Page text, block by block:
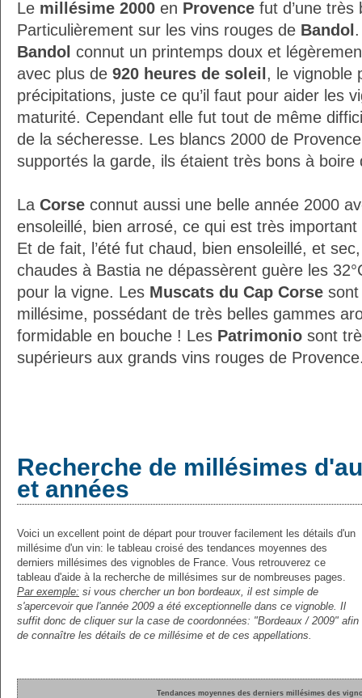
Le millésime 2000 en Provence fut d’une très
Particulièrement sur les vins rouges de Bandol
Bandol connut un printemps doux et
avec plus de 920 heures de soleil , le vignoble
précipitations, juste ce qu’il faut pour aider les
maturité. Cependant elle fut tout de même
de la sécheresse. Les blancs 2000 de
supportés la garde, ils étaient très bons à boire
La Corse connut aussi une belle année 2000
ensoleillé, bien arrosé, ce qui est très important
Et de fait, l’été fut chaud, bien ensoleillé, et
chaudes à Bastia ne dépassèrent guère les
pour la vigne. Les Muscats du Cap Corse
millésime, possédant de très belles gammes
formidable en bouche ! Les Patrimonio sont
supérieurs aux grands vins rouges de
Recherche de millésimes
et années
Voici un excellent point de départ pour trouver facilement les détails d'un
millésime d'un vin: le tableau croisé des tendances moyennes des
derniers millésimes des vignobles de France. Vous retrouverez ce
tableau d'aide à la recherche de millésimes sur de nombreuses pages.
Par exemple: si vous chercher un bon bordeaux, il est simple de
s'apercevoir que l'année 2009 a été exceptionnelle dans ce vignoble. Il
suffit donc de cliquer sur la case de coordonnées: "Bordeaux / 2009" afin
de connaître les détails de ce millésime et de ces appellations.
Tendances moyennes des derniers millésimes des